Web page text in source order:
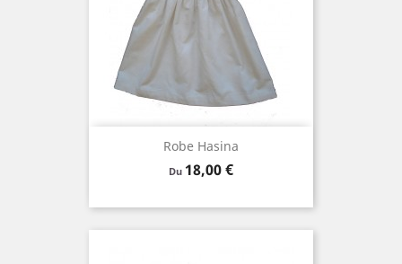
Robe Hasina
Du Prix
18,00 €